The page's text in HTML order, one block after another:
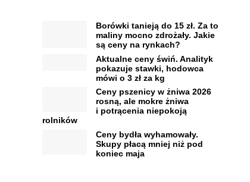
Borówki tanieją do 15 zł. Za to
maliny mocno zdrożały. Jakie
są ceny na rynkach?
Aktualne ceny świń. Analityk
pokazuje stawki, hodowca
mówi o 3 zł za kg
Ceny pszenicy w żniwa 2026
rosną, ale mokre żniwa
i potrącenia niepokoją
rolników
Ceny bydła wyhamowały.
Skupy płacą mniej niż pod
koniec maja